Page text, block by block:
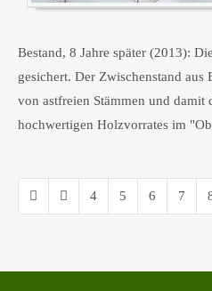
Bestand, 8 Jahre später (2013):
gesichert. Der Zwischenstand
von astfreien Stämmen und damit
hochwertigen Holzvorrates im
4 5 6 7